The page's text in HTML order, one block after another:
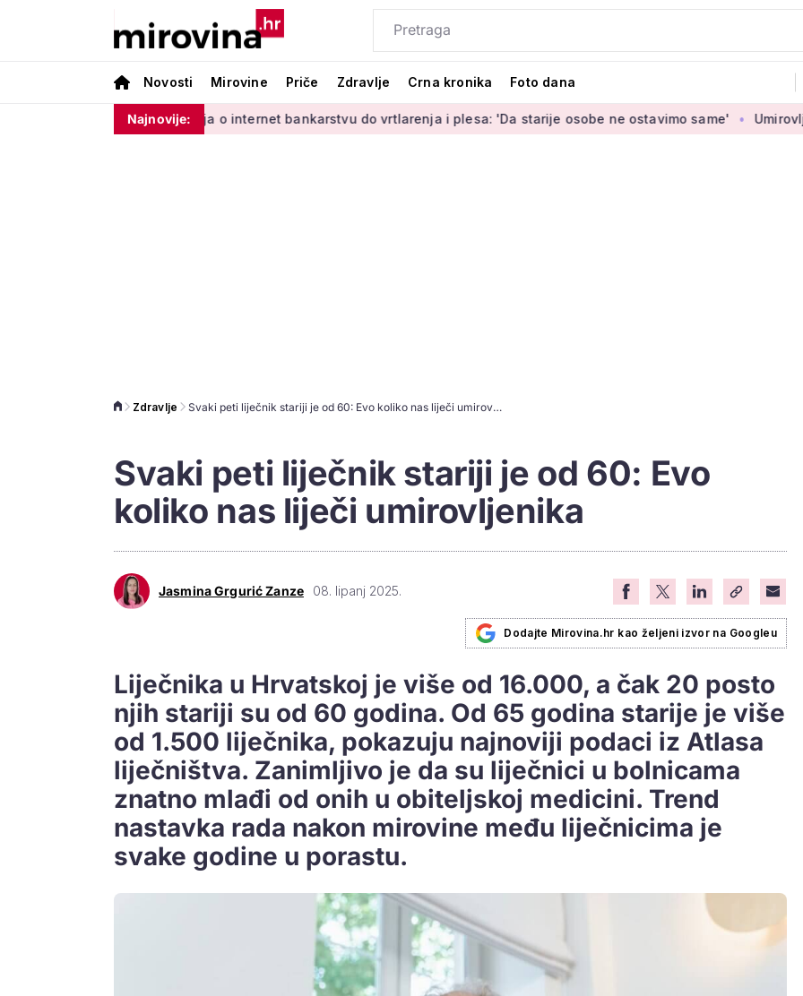
Novosti Mirovine Priče Zdravlje Crna kronika Foto dana
Najnovije:
Od učenja o internet bankarstvu do vrtlarenja i plesa: 'Da starije osobe ne ostavimo same' Umirovljenica
Zdravlje Svaki peti liječnik stariji je od 60: Evo koliko nas liječi umirovljenika
Svaki peti liječnik stariji je od 60: Evo
koliko nas liječi umirovljenika
Jasmina Grgurić Zanze 08. lipanj 2025.
Dodajte Mirovina.hr kao željeni izvor na Googleu
Liječnika u Hrvatskoj je više od 16.000, a čak 20 posto
njih stariji su od 60 godina. Od 65 godina starije je više
od 1.500 liječnika, pokazuju najnoviji podaci iz Atlasa
liječništva. Zanimljivo je da su liječnici u bolnicama
znatno mlađi od onih u obiteljskoj medicini. Trend
nastavka rada nakon mirovine među liječnicima je
svake godine u porastu.